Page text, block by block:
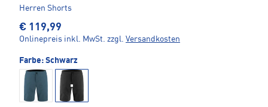
Herren Shorts
€ 119,99
Onlinepreis inkl. MwSt. zzgl. Versandkosten
Farbe: Schwarz